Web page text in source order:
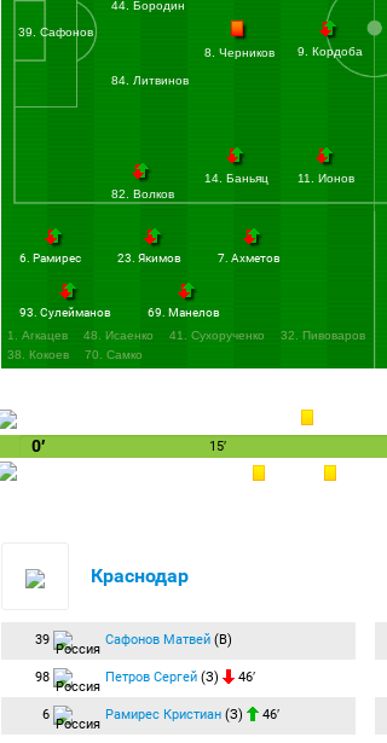
39. Сафонов
84. Литвинов
82. Волков
44. Бородин
8. Черников
14. Баньяц 11. Ионов
9. Кордоба
6. Рамирес 23. Якимов 7. Ахметов
93. Сулейманов
69. Манелов
1. Агкацев
48. Исаенко 41. Сухорученко
32. Пивоваров
38. Кокоев
70. Самко
0′ 15′
Краснодар
39 Сафонов Матвей (В)
98 Петров Сергей (З) 46′
6 Рамирес Кристиан (З) 46′